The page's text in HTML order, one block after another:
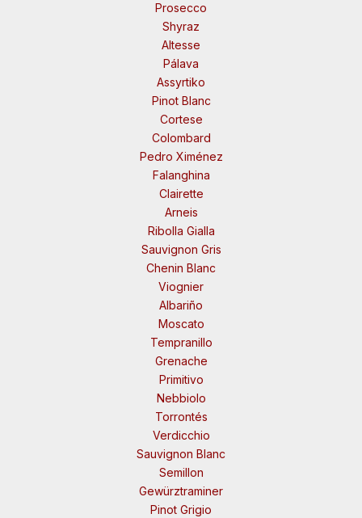
Prosecco
Shyraz
Altesse
Pálava
Assyrtiko
Pinot Blanc
Cortese
Colombard
Pedro Ximénez
Falanghina
Clairette
Arneis
Ribolla Gialla
Sauvignon Gris
Chenin Blanc
Viognier
Albariño
Moscato
Tempranillo
Grenache
Primitivo
Nebbiolo
Torrontés
Verdicchio
Sauvignon Blanc
Semillon
Gewürztraminer
Pinot Grigio